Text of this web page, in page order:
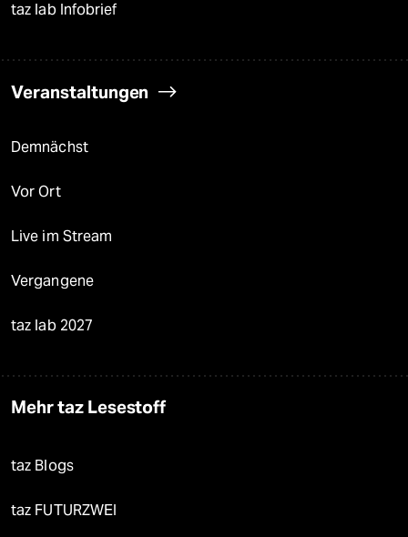
taz lab Infobrief
Veranstaltungen
Demnächst
Vor Ort
Live im Stream
Vergangene
taz lab 2027
Mehr taz Lesestoff
taz Blogs
taz FUTURZWEI